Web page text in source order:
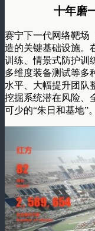
十年磨
赛宁下一代网络靶场
造的关键基础设施。
训练、情景式防护训
多维度装备测试等多
水平、大幅提升团队
挖掘系统潜在风险、
可少的“朱日和基地”。